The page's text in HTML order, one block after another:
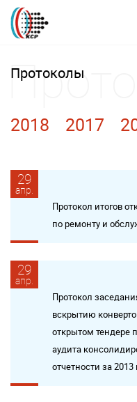
Протоколы
2018 2017
29
апр.
Протокол итогов
по ремонту и
29
апр.
Протокол
вскрытию
открытом тендере
аудита
отчетности за 2013